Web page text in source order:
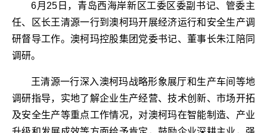
6月25日，青岛西海岸新区工委区委副书记、管委主
任、区长王清源一行到澳柯玛开展经济运行和安全生产调
研督导工作。澳柯玛控股集团党委书记、董事长朱江陪同
调研。
王清源一行深入澳柯玛战略形象展厅和生产车间等地
调研指导，实地了解企业生产经营、技术创新、市场开拓
及安全生产等重点工作情况，对澳柯玛在智能制造、产业